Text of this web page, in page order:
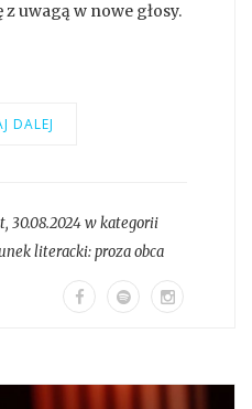
z uwagą w nowe głosy.
DALEJ
, 30.08.2024 w kategorii
literacki:proza obca